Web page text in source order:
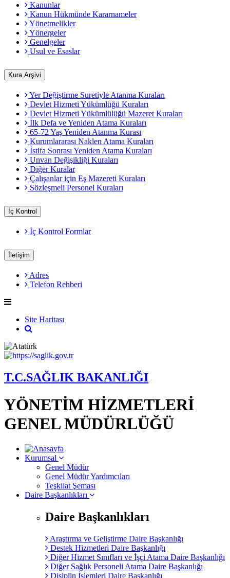
Kanunlar
Kanun Hükmünde Kararnameler
Yönetmelikler
Yönergeler
Genelgeler
Usul ve Esaslar
Kura Arşivi
Yer Değiştirme Suretiyle Atanma Kuraları
Devlet Hizmeti Yükümlüğü Kuraları
Devlet Hizmeti Yükümlülüğü Mazeret Kuraları
İlk Defa ve Yeniden Atama Kuraları
65-72 Yaş Yeniden Atanma Kurası
Kurumlararası Naklen Atama Kuraları
İstifa Sonrası Yeniden Atama Kuraları
Unvan Değişikliği Kuraları
Diğer Kuralar
Çalışanlar için Eş Mazereti Kuraları
Sözleşmeli Personel Kuraları
İç Kontrol
İç Kontrol Formlar
İletişim
Adres
Telefon Rehberi
Site Haritası
T.C.SAĞLIK BAKANLIĞI
YÖNETİM HİZMETLERİ
GENEL MÜDÜRLÜĞÜ
Kurumsal
Genel Müdür
Genel Müdür Yardımcıları
Teşkilat Şeması
Daire Başkanlıkları
Daire Başkanlıkları
Araştırma ve Geliştirme Daire Başkanlığı
Destek Hizmetleri Daire Başkanlığı
Diğer Hizmet Sınıfları ve İşçi Atama Daire Başkanlığı
Diğer Sağlık Personeli Atama Daire Başkanlığı
Disiplin İşlemleri Daire Başkanlığı